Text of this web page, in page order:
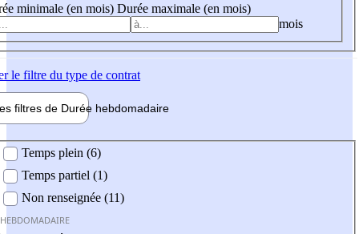
minimale (en mois) Durée maximale (en mois)
mois
le filtre du type de contrat
filtres de Durée hebdomadaire
Temps plein (6)
Temps partiel (1)
Non renseignée (11)